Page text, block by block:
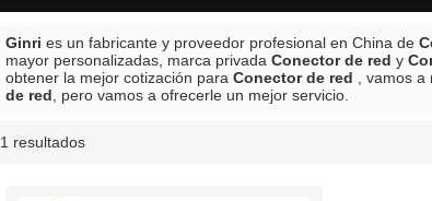
Ginri es un fabricante y proveedor profesional en China de
mayor personalizadas, marca privada Conector de red y
obtener la mejor cotización para Conector de red , vamos
de red , pero vamos a ofrecerle un mejor servicio.
1 resultados